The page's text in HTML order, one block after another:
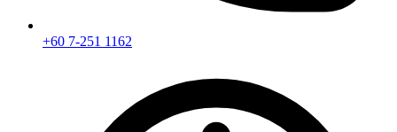
+60 7-251 1162